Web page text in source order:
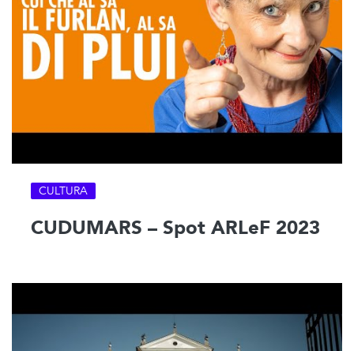
CULTURA
CUDUMARS – Spot ARLeF 2023